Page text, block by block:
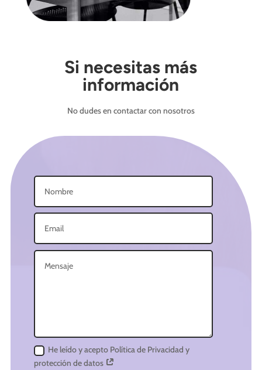
Si necesitas más
información
No dudes en contactar con nosotros
He leído y acepto Política de Privacidad y
protección de datos